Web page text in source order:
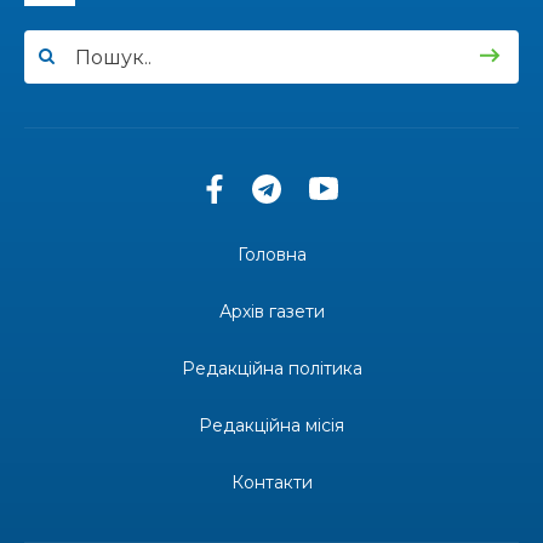
14:21
Правило 60 днів: чи можуть ВПО скасувати
Морський пейзаж
Урочистості для школярів Бахмутської
У Бахмуті втратила дім, а в київській маршрутці
Головна
Архів газети
Редакційна політика
Редакційна місія
Контакти